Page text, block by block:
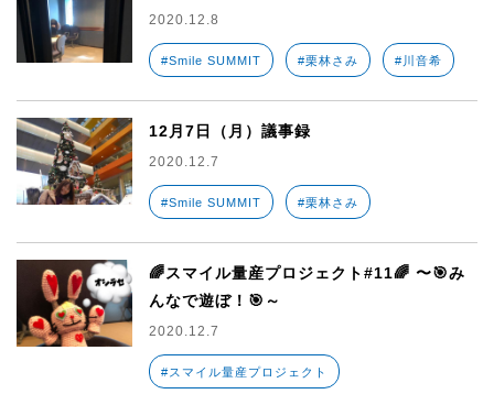
2020.12.8
#Smile SUMMIT #栗林さみ #川音希
12月7日（月）議事録
2020.12.7
#Smile SUMMIT #栗林さみ
🌈スマイル量産プロジェクト#11🌈 〜🎯み
んなで遊ぼ！🎯～
2020.12.7
#スマイル量産プロジェクト